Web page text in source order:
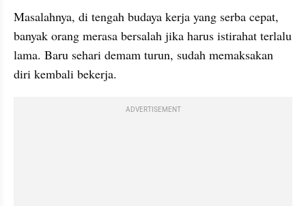
Masalahnya, di tengah budaya kerja yang serba cepat,
banyak orang merasa bersalah jika harus istirahat terlalu
lama. Baru sehari demam turun, sudah memaksakan
diri kembali bekerja.
ADVERTISEMENT